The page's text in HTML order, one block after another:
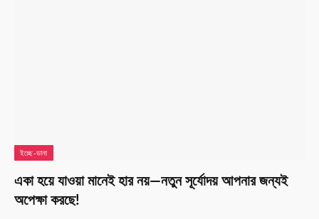
ইচ্ছে-ডানা
একা হয়ে যাওয়া মানেই হার নয়—নতুন সূর্যোদয় আপনার জন্যই
অপেক্ষা করছে!